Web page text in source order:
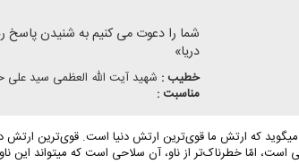
شما را دعوت می کنیم به شنیدن پاسخ
دریا»
خطیب : شهید آیت الله العظمی سید علی
مناسبت :
که ارتش ما قوی‌ترین ارتش دنیا است. قوی‌ترین ارتش
امّا خطرناک‌تر از ناو، آن سلاحی است که میتواند این ناو